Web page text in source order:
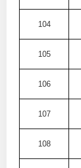
104
105
106
107
108